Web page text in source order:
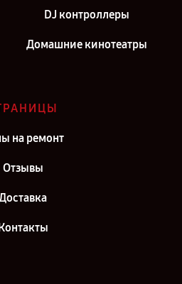
DJ контроллеры
Домашние кинотеатры
на ремонт
Отзывы